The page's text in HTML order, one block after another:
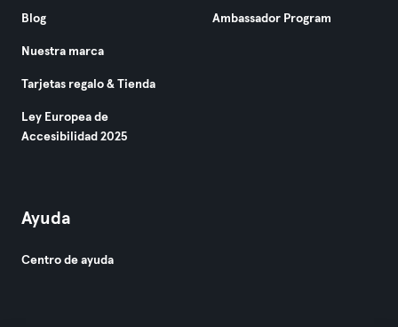
Blog
Nuestra marca
Tarjetas regalo & Tienda
Ley Europea de
Accesibilidad 2025
Ambassador Program
Ayuda
Centro de ayuda